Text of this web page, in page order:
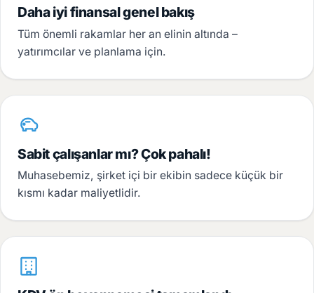
Daha iyi finansal genel bakış
Tüm önemli rakamlar her an elinin altında –
yatırımcılar ve planlama için.
Sabit çalışanlar mı? Çok pahalı!
Muhasebemiz, şirket içi bir ekibin sadece küçük bir
kısmı kadar maliyetlidir.